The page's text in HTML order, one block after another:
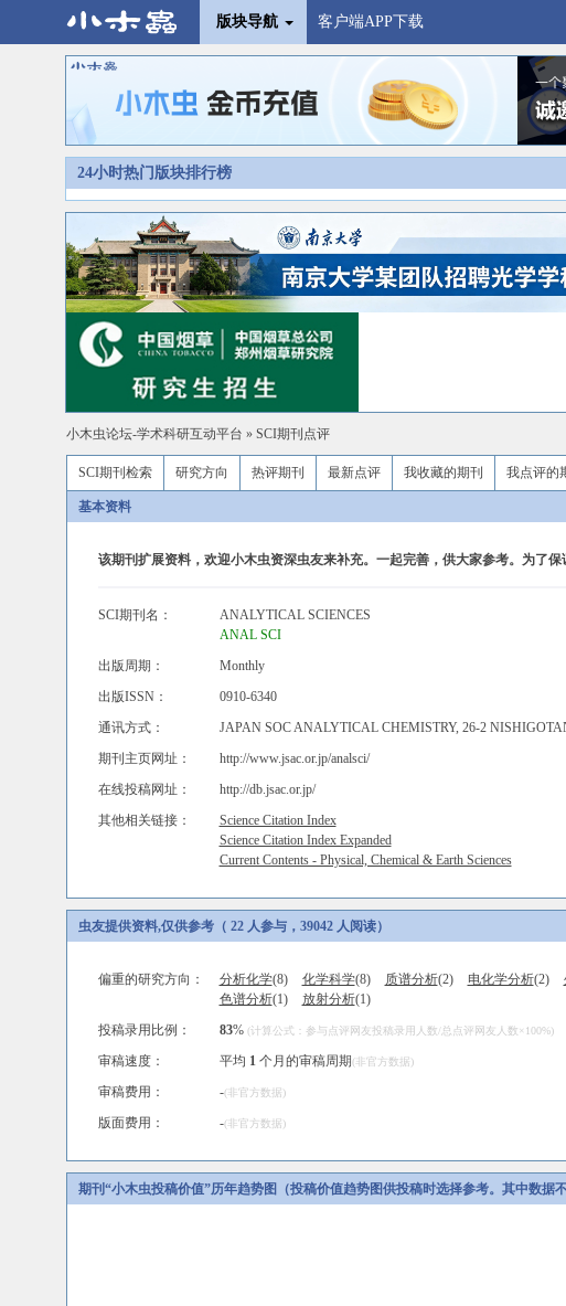
版块导航 客户端APP下载
24小时热门版块排行榜
小木虫论坛-学术科研互动平台 » SCI期刊点评
SCI期刊检索 研究方向 热评期刊 最新点评 我收藏的期刊 我点评的
基本资料
该期刊扩展资料，欢迎小木虫资深虫友来补充。一起完善，供大家参考。为了
SCI期刊名：
ANALYTICAL SCIENCES
ANAL SCI
出版周期：
Monthly
出版ISSN：
0910-6340
通讯方式：
JAPAN SOC ANALYTICAL CHEMISTRY, 26-2
期刊主页网址：
http://www.jsac.or.jp/analsci/
在线投稿网址：
http://db.jsac.or.jp/
其他相关链接：
Science Citation Index
Science Citation Index Expanded
Current Contents - Physical, Chemical & Earth Sciences
虫友提供资料,仅供参考（ 22 人参与，39042 人阅读）
偏重的研究方向： 分析化学(8) 化学科学(8) 质谱分析(2) 电化学分析(2)
色谱分析(1) 放射分析(1)
投稿录用比例：
83% (计算公式：参与点评网友投稿录用人数/总点评网友人数×100%)
审稿速度： 平均 1个月的审稿周期(非官方数据)
审稿费用： -(非官方数据)
版面费用： -(非官方数据)
期刊“小木虫投稿价值”历年趋势图（投稿价值趋势图供投稿时选择参考。其中数据不